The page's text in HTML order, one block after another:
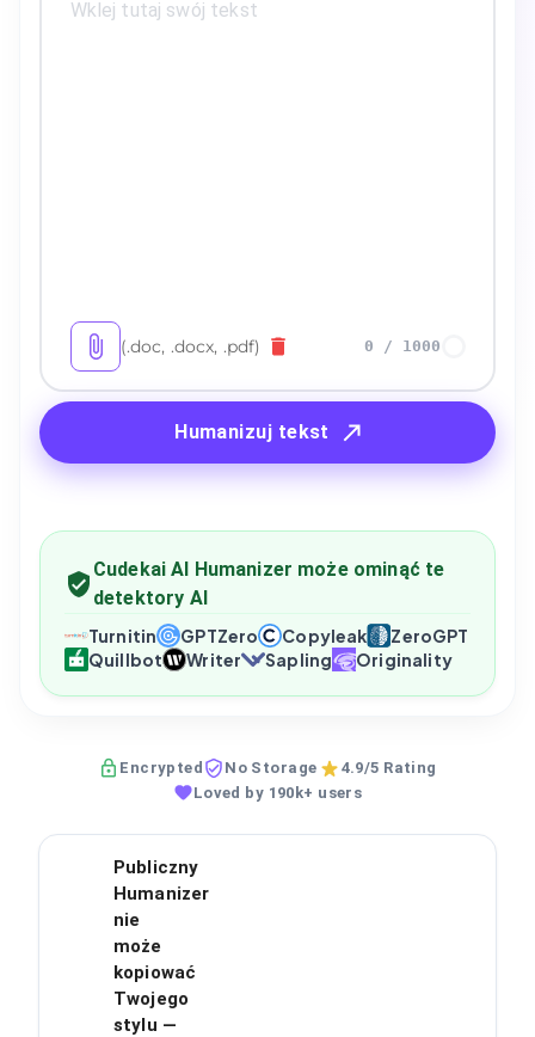
(.doc, .docx, .pdf) 0 / 1000
Humanizuj tekst
Cudekai AI Humanizer może ominąć te
detektory AI
Turnitin GPTZero Copyleak
ZeroGPT
Quillbot
Writer Sapling Originality
Encrypted No Storage
4.9/5 Rating
Loved by 190k+ users
Publiczny
Humanizer
nie
może
kopiować
Twojego
stylu —